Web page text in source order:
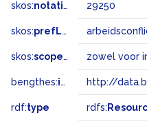
skos:notation 29250
skos:prefLabel
skos:scopeNote
bengthes:inSet http://
rdf:type rdfs: